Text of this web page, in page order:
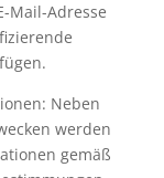
Mail-Adresse
Neben
werden
gemäß